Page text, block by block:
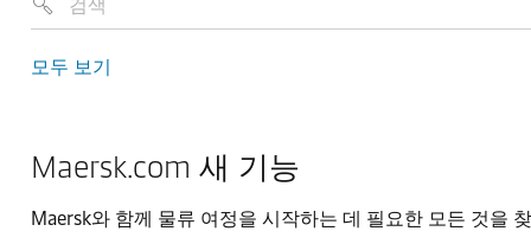
모두 보기
Maersk.com 새 기능
Maersk와 함께 물류 여정을 시작하는 데 필요한 모든 것을